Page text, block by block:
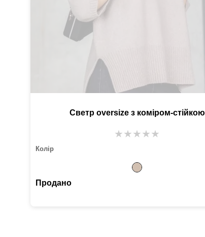
Светр oversize з коміром-стійкою
★★★★★
Колір
Продано